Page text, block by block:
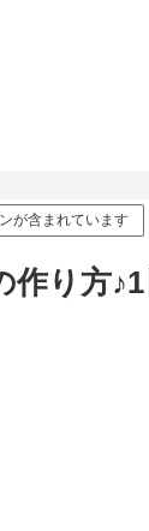
が含まれています
作り方